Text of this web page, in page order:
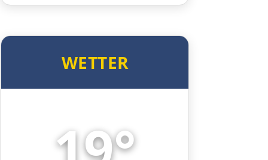
Deutschland Süd
Cham
WETTER